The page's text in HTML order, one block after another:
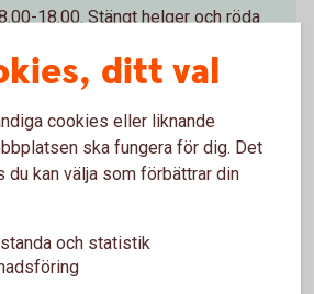
18.00. Stängt helger och röda
av våra kontor så hjälper vi dig.
ditt val
cookies eller liknande
ska fungera för dig. Det
du kan välja som förbättrar din
och statistik